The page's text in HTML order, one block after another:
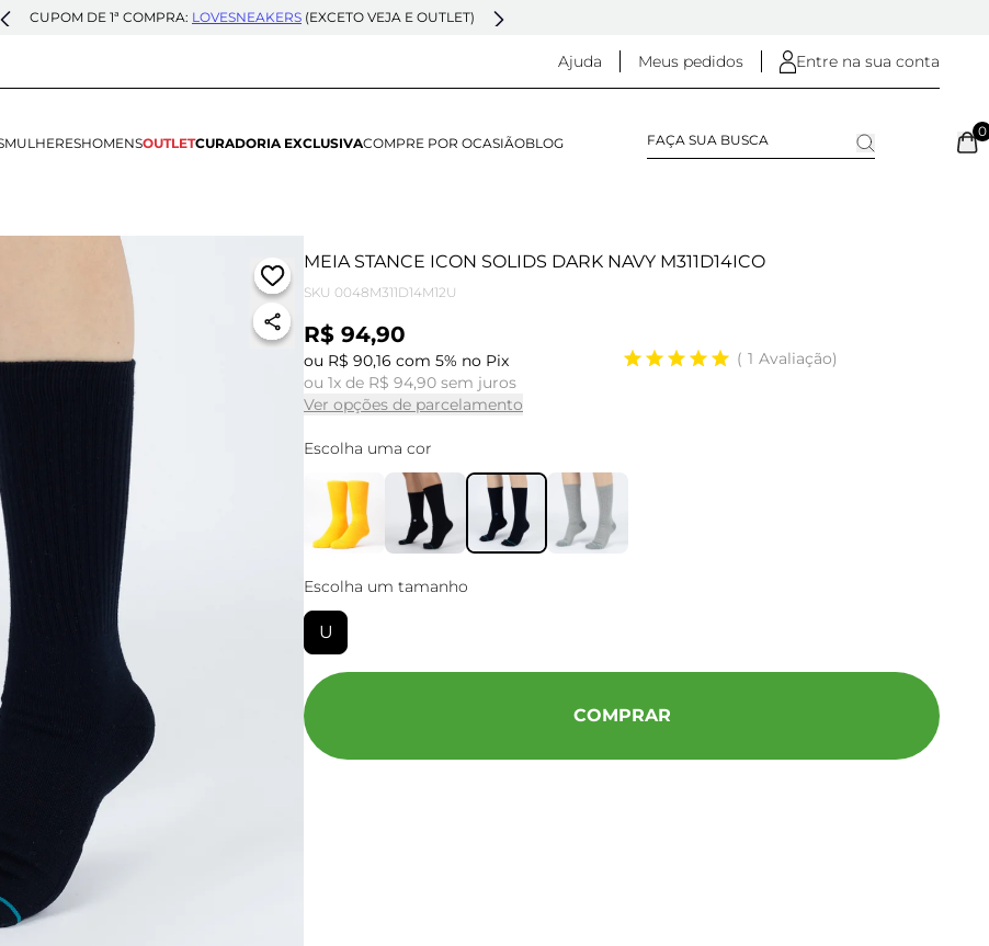
CUPOM DE 1ª COMPRA: LOVESNEAKERS (EXCETO VEJA E OUTLET)
Ajuda Meus pedidos Entre na sua conta
MULHERESHOMENSOUTLETCURADORIA EXCLUSIVACOMPRE POR OCASIÃOBLOG
0
MEIA STANCE ICON SOLIDS DARK NAVY M311D14ICO
SKU 0048M311D14M12U
R$ 94,90
ou R$ 90,16 com 5% no Pix
ou 1x de R$ 94,90 sem juros
Ver opções de parcelamento
1 Avaliação
Escolha uma cor
Escolha um tamanho
U
COMPRAR